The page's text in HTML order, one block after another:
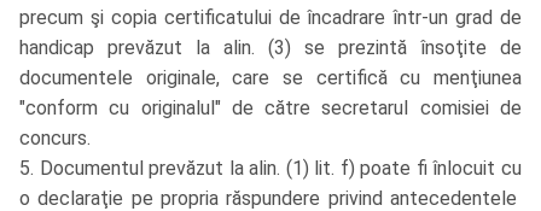
precum şi copia certificatului de încadrare într-un grad de
handicap prevăzut la alin. (3) se prezintă însoţite de
documentele originale, care se certifică cu menţiunea
"conform cu originalul" de către secretarul comisiei de
concurs.
5. Documentul prevăzut la alin. (1) lit. f) poate fi înlocuit cu
o declaraţie pe propria răspundere privind antecedentele